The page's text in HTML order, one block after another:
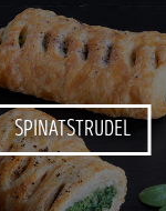
SPINATSTRUDEL